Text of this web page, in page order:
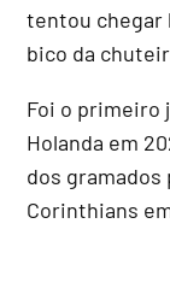
tentou chegar
bico da
Foi o primeiro
Holanda em
dos gramados
Corinthians